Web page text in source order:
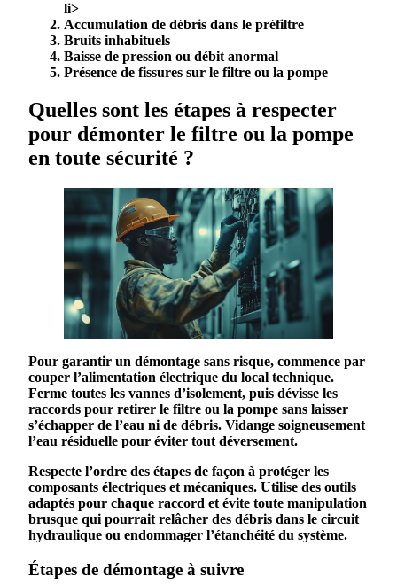
li>
Accumulation de débris dans le préfiltre
Bruits inhabituels
Baisse de pression ou débit anormal
Présence de fissures sur le filtre ou la pompe
Quelles sont les étapes à respecter
pour démonter le filtre ou la pompe
en toute sécurité ?
Pour garantir un démontage sans risque, commence par
couper l’alimentation électrique du local technique.
Ferme toutes les vannes d’isolement, puis dévisse les
raccords pour retirer le filtre ou la pompe sans laisser
s’échapper de l’eau ni de débris. Vidange soigneusement
l’eau résiduelle pour éviter tout déversement.
Respecte l’ordre des étapes de façon à protéger les
composants électriques et mécaniques. Utilise des outils
adaptés pour chaque raccord et évite toute manipulation
brusque qui pourrait relâcher des débris dans le circuit
hydraulique ou endommager l’étanchéité du système.
Étapes de démontage à suivre